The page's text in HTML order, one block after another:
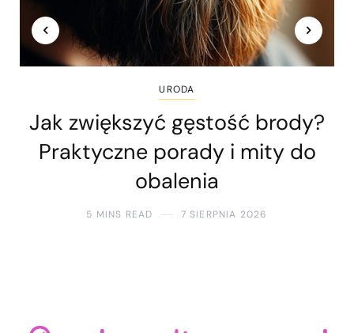
URODA
Jak zwiększyć gęstość brody?
Praktyczne porady i mity do
obalenia
5 MINS READ 7 SIERPNIA 2026